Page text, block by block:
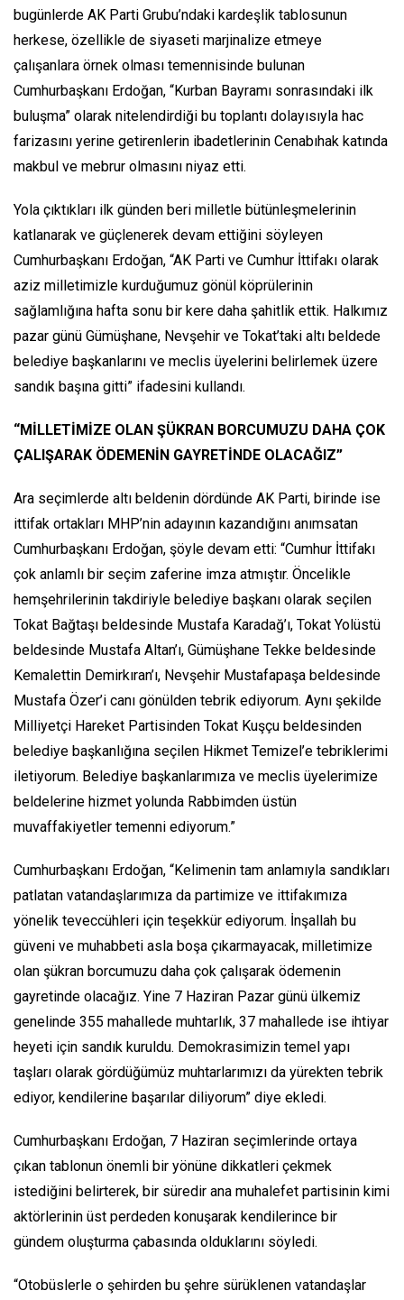
bugünlerde AK Parti Grubu’ndaki kardeşlik tablosunun
herkese, özellikle de siyaseti marjinalize etmeye
çalışanlara örnek olması temennisinde bulunan
Cumhurbaşkanı Erdoğan, “Kurban Bayramı sonrasındaki ilk
buluşma” olarak nitelendirdiği bu toplantı dolayısıyla hac
farizasını yerine getirenlerin ibadetlerinin Cenabıhak katında
makbul ve mebrur olmasını niyaz etti.
Yola çıktıkları ilk günden beri milletle bütünleşmelerinin
katlanarak ve güçlenerek devam ettiğini söyleyen
Cumhurbaşkanı Erdoğan, “AK Parti ve Cumhur İttifakı olarak
aziz milletimizle kurduğumuz gönül köprülerinin
sağlamlığına hafta sonu bir kere daha şahitlik ettik. Halkımız
pazar günü Gümüşhane, Nevşehir ve Tokat’taki altı beldede
belediye başkanlarını ve meclis üyelerini belirlemek üzere
sandık başına gitti” ifadesini kullandı.
“MİLLETİMİZE OLAN ŞÜKRAN BORCUMUZU DAHA ÇOK
ÇALIŞARAK ÖDEMENİN GAYRETİNDE OLACAĞIZ”
Ara seçimlerde altı beldenin dördünde AK Parti, birinde ise
ittifak ortakları MHP’nin adayının kazandığını anımsatan
Cumhurbaşkanı Erdoğan, şöyle devam etti: “Cumhur İttifakı
çok anlamlı bir seçim zaferine imza atmıştır. Öncelikle
hemşehrilerinin takdiriyle belediye başkanı olarak seçilen
Tokat Bağtaşı beldesinde Mustafa Karadağ’ı, Tokat Yolüstü
beldesinde Mustafa Altan’ı, Gümüşhane Tekke beldesinde
Kemalettin Demirkıran’ı, Nevşehir Mustafapaşa beldesinde
Mustafa Özer’i canı gönülden tebrik ediyorum. Aynı şekilde
Milliyetçi Hareket Partisinden Tokat Kuşçu beldesinden
belediye başkanlığına seçilen Hikmet Temizel’e tebriklerimi
iletiyorum. Belediye başkanlarımıza ve meclis üyelerimize
beldelerine hizmet yolunda Rabbimden üstün
muvaffakiyetler temenni ediyorum.”
Cumhurbaşkanı Erdoğan, “Kelimenin tam anlamıyla sandıkları
patlatan vatandaşlarımıza da partimize ve ittifakımıza
yönelik teveccühleri için teşekkür ediyorum. İnşallah bu
güveni ve muhabbeti asla boşa çıkarmayacak, milletimize
olan şükran borcumuzu daha çok çalışarak ödemenin
gayretinde olacağız. Yine 7 Haziran Pazar günü ülkemiz
genelinde 355 mahallede muhtarlık, 37 mahallede ise ihtiyar
heyeti için sandık kuruldu. Demokrasimizin temel yapı
taşları olarak gördüğümüz muhtarlarımızı da yürekten tebrik
ediyor, kendilerine başarılar diliyorum” diye ekledi.
Cumhurbaşkanı Erdoğan, 7 Haziran seçimlerinde ortaya
çıkan tablonun önemli bir yönüne dikkatleri çekmek
istediğini belirterek, bir süredir ana muhalefet partisinin kimi
aktörlerinin üst perdeden konuşarak kendilerince bir
gündem oluşturma çabasında olduklarını söyledi.
“Otobüslerle o şehirden bu şehre sürüklenen vatandaşlar